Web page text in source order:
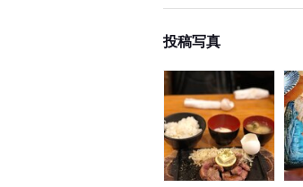
投稿写真